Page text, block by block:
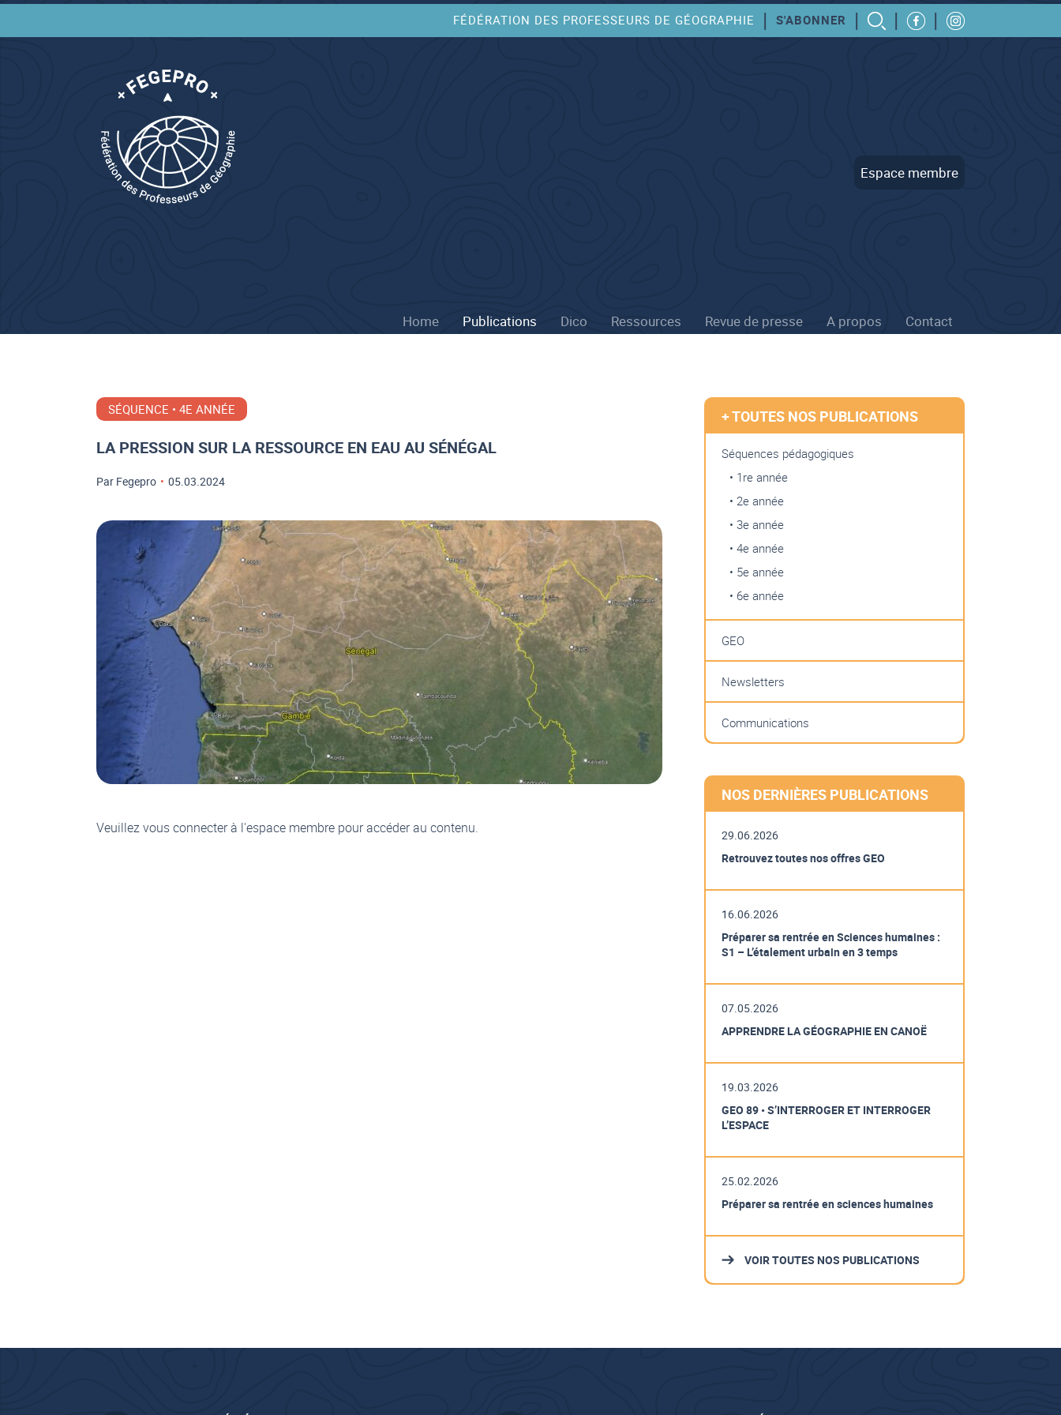
FÉDÉRATION DES PROFESSEURS DE GÉOGRAPHIE | S'ABONNER | | |
Espace membre
Home Publications Dico Ressources Revue de presse A propos Contact
SÉQUENCE • 4E ANNÉE
LA PRESSION SUR LA RESSOURCE EN EAU AU SÉNÉGAL
Par Fegepro • 05.03.2024
Veuillez vous connecter à l'espace membre pour accéder au contenu.
+ TOUTES NOS PUBLICATIONS
Séquences pédagogiques
• 1re année
• 2e année
• 3e année
• 4e année
• 5e année
• 6e année
GEO
Newsletters
Communications
NOS DERNIÈRES PUBLICATIONS
29.06.2026
Retrouvez toutes nos offres GEO
16.06.2026
Préparer sa rentrée en Sciences humaines :
S1 – L’étalement urbain en 3 temps
07.05.2026
APPRENDRE LA GÉOGRAPHIE EN CANOË
19.03.2026
GEO 89 • S’INTERROGER ET INTERROGER
L’ESPACE
25.02.2026
Préparer sa rentrée en sciences humaines
VOIR TOUTES NOS PUBLICATIONS